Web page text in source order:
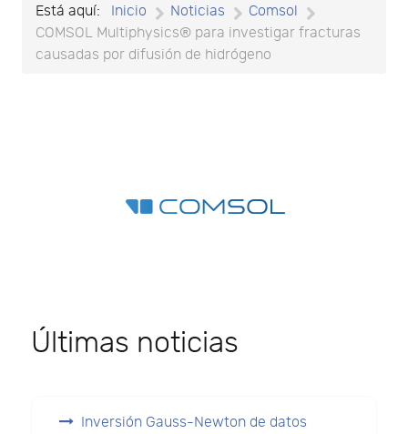
Está aquí: Inicio Noticias
Comsol
COMSOL Multiphysics® para investigar fracturas
causadas por difusión de hidrógeno
Últimas noticias
Inversión Gauss-Newton de datos